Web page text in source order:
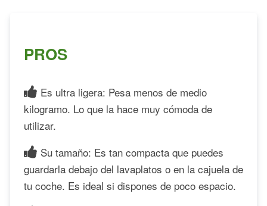
PROS
Es ultra ligera: Pesa menos de medio
kilogramo. Lo que la hace muy cómoda de
utilizar.
Su tamaño: Es tan compacta que puedes
guardarla debajo del lavaplatos o en la cajuela de
tu coche. Es ideal si dispones de poco espacio.